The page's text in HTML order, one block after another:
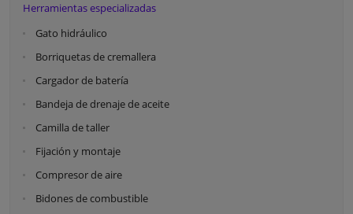
Herramientas especializadas
Gato hidráulico
Borriquetas de cremallera
Cargador de batería
Bandeja de drenaje de aceite
Camilla de taller
Fijación y montaje
Compresor de aire
Bidones de combustible